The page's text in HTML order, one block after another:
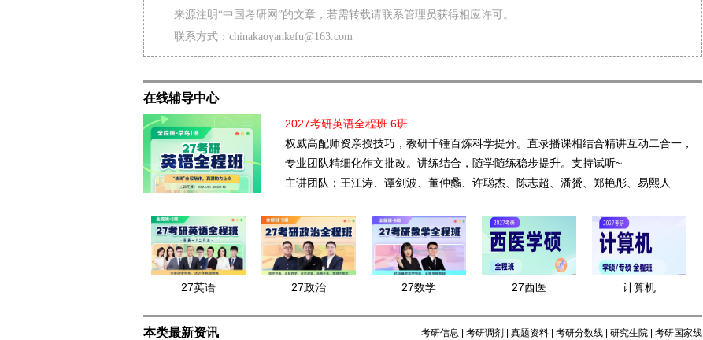
来源注明“中国考研网”的文章，若需转载请联系管理员获得相应许可。
联系方式：chinakaoyankefu@163.com
在线辅导中心
2027考研英语全程班 6班
权威高配师资亲授技巧，教研千锤百炼科学提分。直录播课相结合精讲互动二合一，
专业团队精细化作文批改。讲练结合，随学随练稳步提升。支持试听~
主讲团队：王江涛、谭剑波、董仲蠡、许聪杰、陈志超、潘赟、郑艳彤、易熙人
27英语 27政治 27数学 27西医 计算机
本类最新资讯 考研信息 考研调剂 真题资料 考研分数线 研究生院 考研国家线